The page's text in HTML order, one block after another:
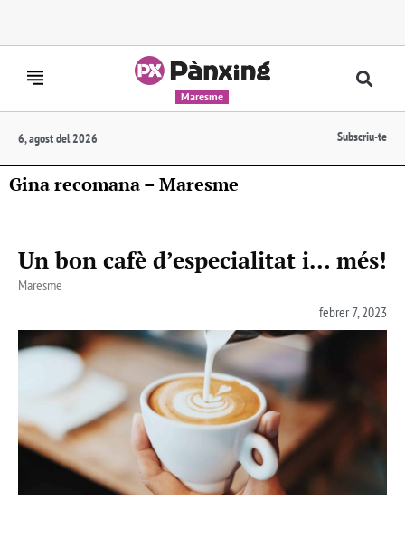
Maresme
6, agost del 2026 Subscriu-te
Gina recomana – Maresme
Un bon cafè d’especialitat i… més!
Maresme
febrer 7, 2023